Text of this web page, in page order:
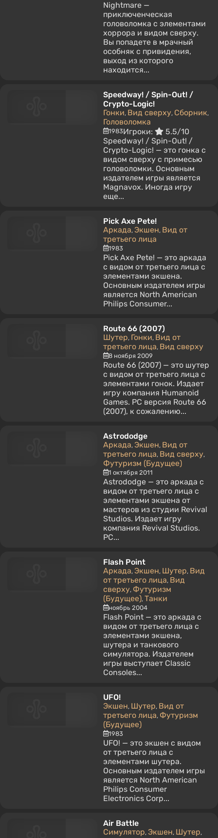
Nightmare —
приключенческая
головоломка с элементами
хоррора и видом сверху.
Вы попадете в мрачный
особняк с привидения,
выход из которого
находится...
Speedway! / Spin-Out! /
Crypto-Logic!
Гонки, Вид сверху, Сборник,
Головоломка
1983Игроки:
5.5/10
Speedway! / Spin-Out! /
Crypto-Logic! — это гонка с
видом сверху с примесью
головоломки. Основным
издателем игры является
Magnavox. Иногда игру
еще...
Pick Axe Pete!
Аркада, Экшен, Вид от
третьего лица
1983
Pick Axe Pete! — это аркада
с видом от третьего лица с
элементами экшена.
Основным издателем игры
является North American
Philips Consumer...
Route 66 (2007)
Шутер, Гонки, Вид от
третьего лица, Вид сверху
8 ноября 2009
Route 66 (2007) — это шутер
с видом от третьего лица с
элементами гонок. Издает
игру компания Humanoid
Games. PC версия Route 66
(2007), к сожалению...
Astrododge
Аркада, Экшен, Вид от
третьего лица, Вид сверху,
Футуризм (Будущее)
1 октября 2011
Astrododge — это аркада с
видом от третьего лица с
элементами экшена от
мастеров из студии Revival
Studios. Издает игру
компания Revival Studios.
PC...
Flash Point
Аркада, Экшен, Шутер, Вид
от третьего лица, Вид
сверху, Футуризм
(Будущее), Танки
ноябрь 2004
Flash Point — это аркада с
видом от третьего лица с
элементами экшена,
шутера и танкового
симулятора. Издателем
игры выступает Classic
Consoles...
UFO!
Экшен, Шутер, Вид от
третьего лица, Футуризм
(Будущее)
1983
UFO! — это экшен с видом
от третьего лица с
элементами шутера.
Основным издателем игры
является North American
Philips Consumer
Electronics Corp...
Air Battle
Симулятор, Экшен, Шутер,